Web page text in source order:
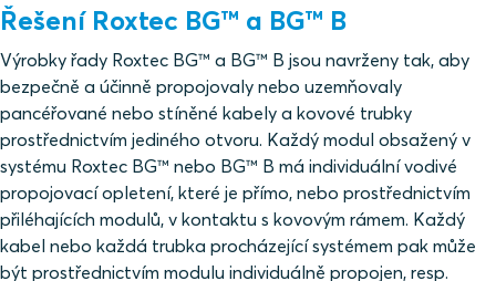
Řešení Roxtec BG™ a BG™ B
Výrobky řady Roxtec BG™ a BG™ B jsou navrženy tak, aby
bezpečně a účinně propojovaly nebo uzemňovaly
pancéřované nebo stíněné kabely a kovové trubky
prostřednictvím jediného otvoru. Každý modul obsažený v
systému Roxtec BG™ nebo BG™ B má individuální vodivé
propojovací opletení, které je přímo, nebo prostřednictvím
přiléhajících modulů, v kontaktu s kovovým rámem. Každý
kabel nebo každá trubka procházející systémem pak může
být prostřednictvím modulu individuálně propojen, resp.